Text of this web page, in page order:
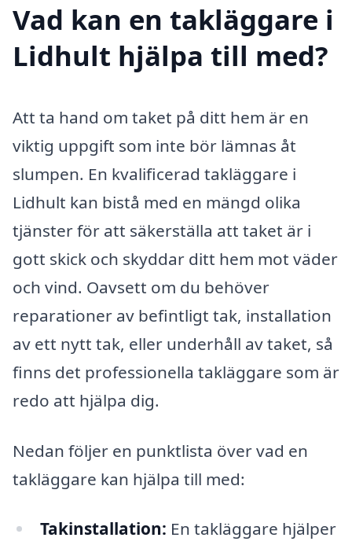
Vad kan en takläggare i
Lidhult hjälpa till med?
Att ta hand om taket på ditt hem är en
viktig uppgift som inte bör lämnas åt
slumpen. En kvalificerad takläggare i
Lidhult kan bistå med en mängd olika
tjänster för att säkerställa att taket är i
gott skick och skyddar ditt hem mot väder
och vind. Oavsett om du behöver
reparationer av befintligt tak, installation
av ett nytt tak, eller underhåll av taket, så
finns det professionella takläggare som är
redo att hjälpa dig.
Nedan följer en punktlista över vad en
takläggare kan hjälpa till med:
Takinstallation: En takläggare hjälper